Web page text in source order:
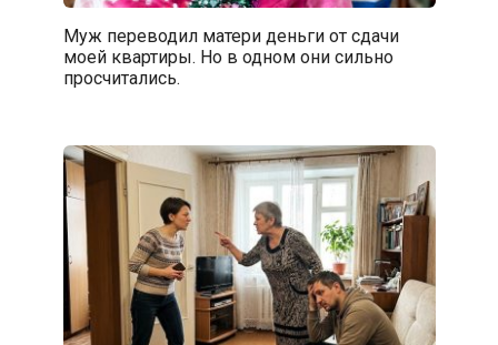
Муж переводил матери деньги от сдачи
моей квартиры. Но в одном они сильно
просчитались.